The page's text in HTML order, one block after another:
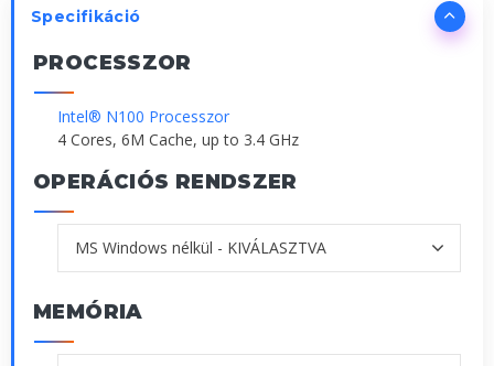
Specifikáció
PROCESSZOR
Intel® N100 Processzor
4 Cores, 6M Cache, up to 3.4 GHz
OPERÁCIÓS RENDSZER
MEMÓRIA